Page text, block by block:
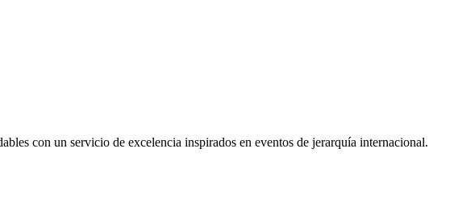
con un servicio de excelencia inspirados en eventos de jerarquía internacional.